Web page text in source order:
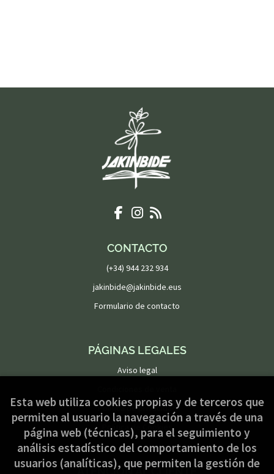
CONTACTO
(+34) 944 232 934
jakinbide@jakinbide.eus
Formulario de contacto
PÁGINAS LEGALES
Aviso legal
Política de privacidad
Política de Cookies
ATENCIÓN AL CLIENTE
Esta web utiliza cookies propias y de terceros que
permiten al usuario la navegación a través de una
página web (técnicas), para el seguimiento y
análisis estadístico del comportamiento de los
usuarios (analíticas), que permiten la gestión de